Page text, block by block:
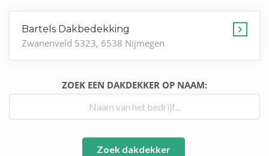
Bartels Dakbedekking
Zwanenveld 5323, 6538 Nijmegen
ZOEK EEN DAKDEKKER OP NAAM:
Zoek dakdekker